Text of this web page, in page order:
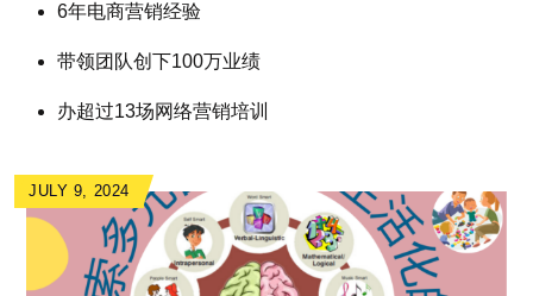
6年电商营销经验
带领团队创下100万业绩
办超过13场网络营销培训
JULY 9, 2024